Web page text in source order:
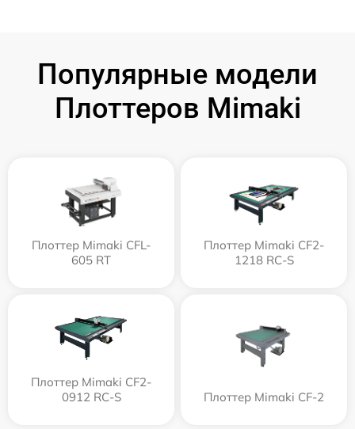
Популярные модели
Плоттеров Mimaki
Плоттер Mimaki CFL-
605 RT
Плоттер Mimaki CF2-
1218 RC-S
Плоттер Mimaki CF2-
0912 RC-S
Плоттер Mimaki CF-2